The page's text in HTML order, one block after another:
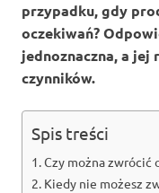
przypadku, gdy
oczekiwań?
jednoznaczna, a
czynników.
Spis treści
Czy można zwrócić
Kiedy nie możesz